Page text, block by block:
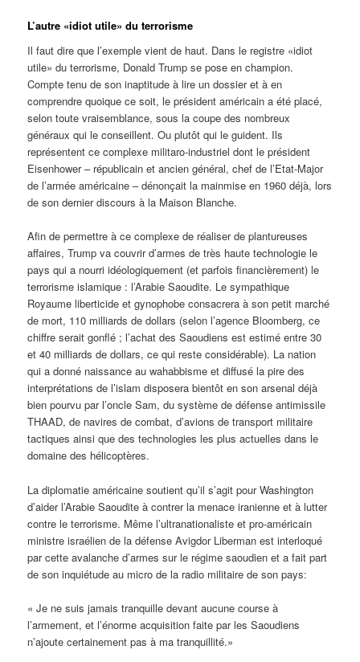
L’autre «idiot utile» du terrorisme
Il faut dire que l’exemple vient de haut. Dans le registre «idiot
utile» du terrorisme, Donald Trump se pose en champion.
Compte tenu de son inaptitude à lire un dossier et à en
comprendre quoique ce soit, le président américain a été placé,
selon toute vraisemblance, sous la coupe des nombreux
généraux qui le conseillent. Ou plutôt qui le guident. Ils
représentent ce complexe militaro-industriel dont le président
Eisenhower – républicain et ancien général, chef de l’Etat-Major
de l’armée américaine – dénonçait la mainmise en 1960 déjà, lors
de son dernier discours à la Maison Blanche.
Afin de permettre à ce complexe de réaliser de plantureuses
affaires, Trump va couvrir d’armes de très haute technologie le
pays qui a nourri idéologiquement (et parfois financièrement) le
terrorisme islamique : l’Arabie Saoudite. Le sympathique
Royaume liberticide et gynophobe consacrera à son petit marché
de mort, 110 milliards de dollars (selon l’agence Bloomberg, ce
chiffre serait gonflé ; l’achat des Saoudiens est estimé entre 30
et 40 milliards de dollars, ce qui reste considérable). La nation
qui a donné naissance au wahabbisme et diffusé la pire des
interprétations de l’islam disposera bientôt en son arsenal déjà
bien pourvu par l’oncle Sam, du système de défense antimissile
THAAD, de navires de combat, d’avions de transport militaire
tactiques ainsi que des technologies les plus actuelles dans le
domaine des hélicoptères.
La diplomatie américaine soutient qu’il s’agit pour Washington
d’aider l’Arabie Saoudite à contrer la menace iranienne et à lutter
contre le terrorisme. Même l’ultranationaliste et pro-américain
ministre israélien de la défense Avigdor Liberman est interloqué
par cette avalanche d’armes sur le régime saoudien et a fait part
de son inquiétude au micro de la radio militaire de son pays:
« Je ne suis jamais tranquille devant aucune course à
l’armement, et l’énorme acquisition faite par les Saoudiens
n’ajoute certainement pas à ma tranquillité.»